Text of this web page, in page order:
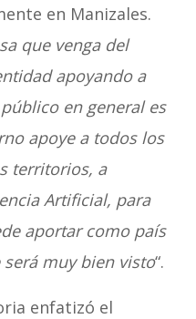
en Manizales.
que venga del
apoyando a
en general es
apoye a todos los
territorios, a
Artificial, para
aportar como país
muy bien visto“.
enfatizó el